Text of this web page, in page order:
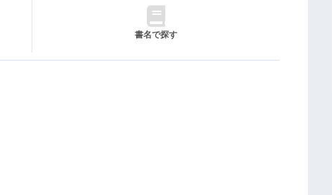
書名で探す